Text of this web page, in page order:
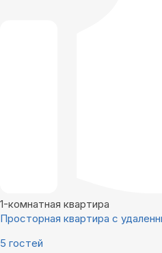
1-комнатная квартира
Просторная квартира с
5 гостей